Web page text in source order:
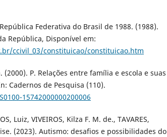
Federativa do Brasil de 1988. (1988).
República, Disponível em:
ccivil_03/constituicao/constituicao.htm
(2000). P. Relações entre família e escola e suas
Cadernos de Pesquisa (110).
15742000000200006
Luiz, VIVEIROS, Kilza F. M. de., TAVARES,
(2023). Autismo: desafios e possibilidades do